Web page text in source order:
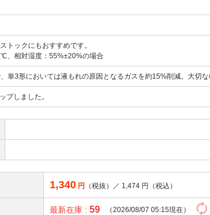
トックにもおすすめです。
相対湿度：55%±20%の場合
単3形においては液もれの原因となるガスを約15%削減。大切な
プしました。
1,340 円 （税抜）／ 1,474 円（税込）
最新在庫 :59 （2026/08/07 05:15現在）